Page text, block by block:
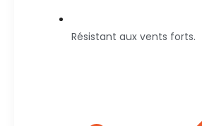
Résistant aux vents forts.